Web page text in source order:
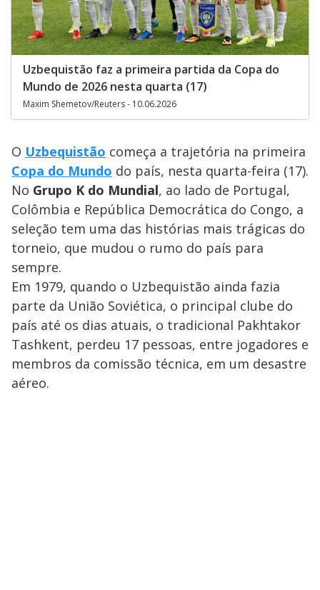
Uzbequistão faz a primeira partida da Copa do
Mundo de 2026 nesta quarta (17)
Maxim Shemetov/Reuters - 10.06.2026
O Uzbequistão começa a trajetória na primeira
Copa do Mundo do país, nesta quarta-feira (17).
No Grupo K do Mundial, ao lado de Portugal,
Colômbia e República Democrática do Congo, a
seleção tem uma das histórias mais trágicas do
torneio, que mudou o rumo do país para
sempre.
Em 1979, quando o Uzbequistão ainda fazia
parte da União Soviética, o principal clube do
país até os dias atuais, o tradicional Pakhtakor
Tashkent, perdeu 17 pessoas, entre jogadores e
membros da comissão técnica, em um desastre
aéreo.